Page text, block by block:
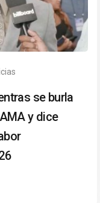
se burla
y dice